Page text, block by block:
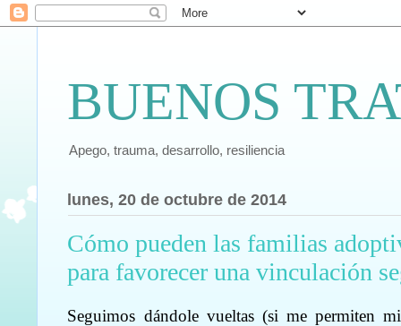
BUENOS
Apego, trauma, desarrollo, resiliencia
lunes, 20 de octubre de 2014
Cómo pueden las familias
para favorecer una vinculación
Seguimos dándole vueltas (si me permiten